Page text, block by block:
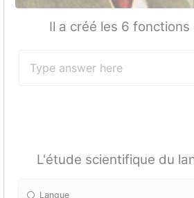
Il a créé les 6 fonctions
L'étude scientifique du
Langue